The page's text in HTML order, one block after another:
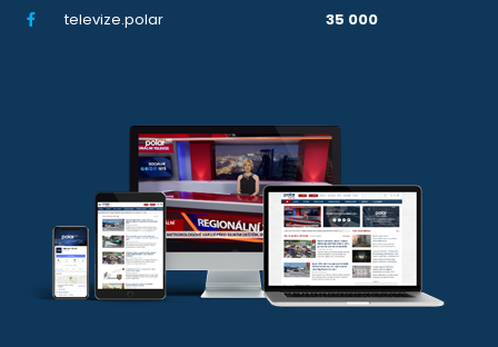
televize.polar
35 000